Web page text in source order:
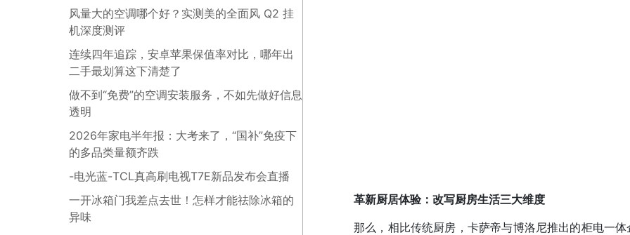
风量大的空调哪个好？实测美的全面风 Q2 挂
机深度测评
连续四年追踪，安卓苹果保值率对比，哪年出
二手最划算这下清楚了
做不到“免费”的空调安装服务，不如先做好信息
透明
2026年家电半年报：大考来了，“国补”免疫下
的多品类量额齐跌
-电光蓝-TCL真高刷电视T7E新品发布会直播
一开冰箱门我差点去世！怎样才能祛除冰箱的
异味
革新厨居体验：改写厨房生活三大维度
那么，相比传统厨房，卡萨帝与博洛尼推出的柜电一